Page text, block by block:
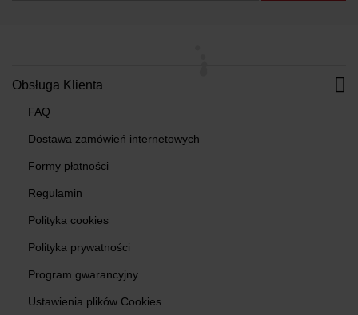
Obsługa Klienta
FAQ
Dostawa zamówień internetowych
Formy płatności
Regulamin
Polityka cookies
Polityka prywatności
Program gwarancyjny
Ustawienia plików Cookies